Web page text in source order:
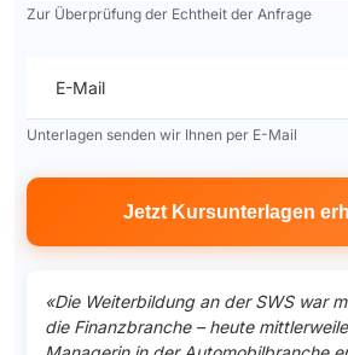
Zur Überprüfung der Echtheit der Anfrage
E-Mail
Unterlagen senden wir Ihnen per E-Mail
«Die Weiterbildung an der SWS war
die Finanzbranche – heute